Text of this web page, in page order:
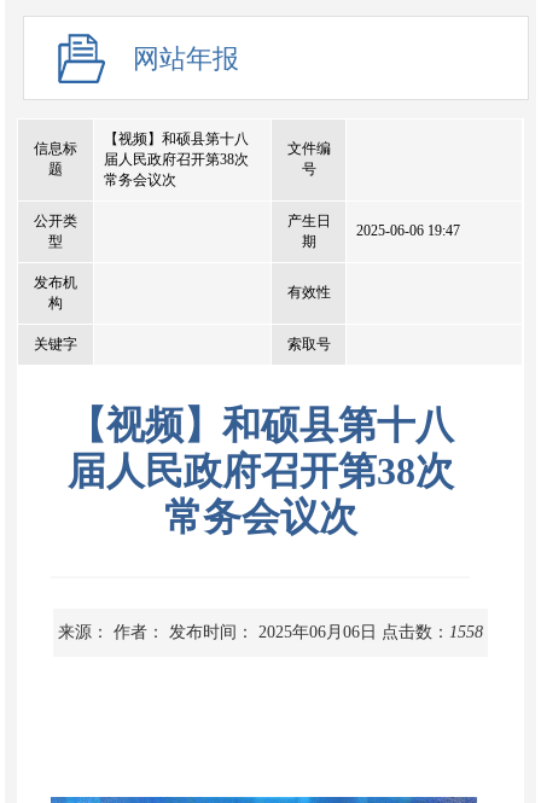
网站年报
信息标
题
【视频】和硕县第十八
届人民政府召开第38次
常务会议次
文件编
号
公开类
型
产生日
期
2025-06-06 19:47
发布机
构
有效性
关键字 索取号
【视频】和硕县第十八
届人民政府召开第38次
常务会议次
来源： 作者： 发布时间： 2025年06月06日 点击数： 1558